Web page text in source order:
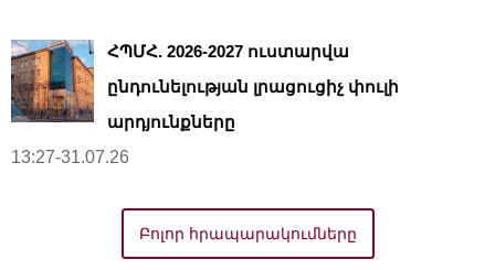
ՀՊՄՀ. 2026-2027 ուստարվա
ընդունելության լրացուցիչ փուլի
արդյունքները
13:27-31.07.26
Բոլոր հրապարակումները